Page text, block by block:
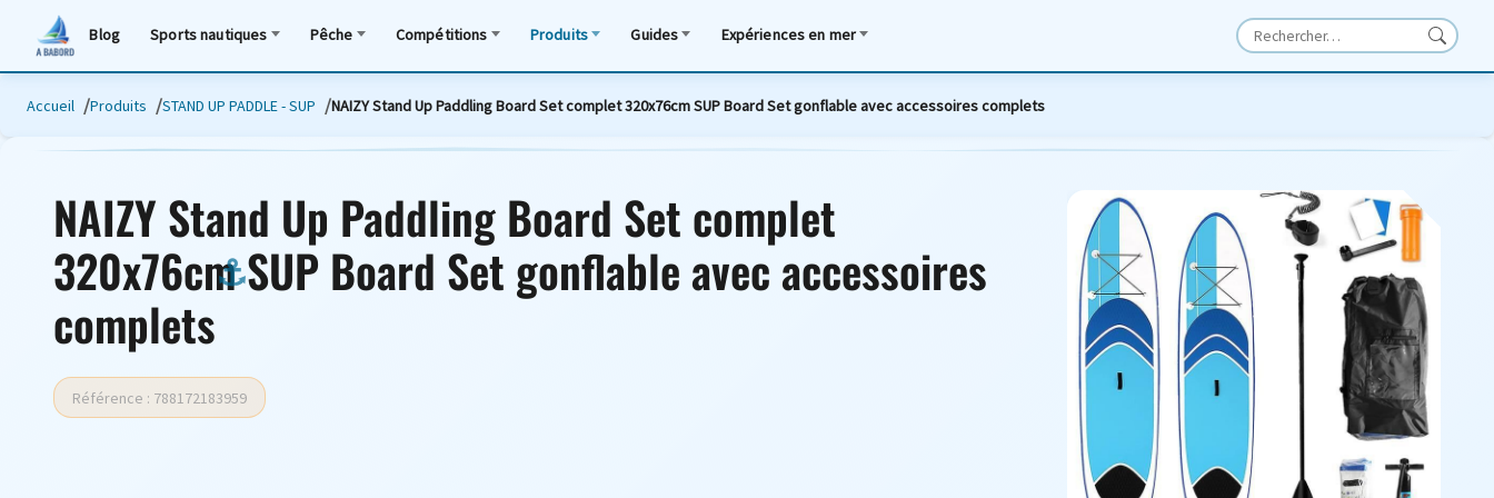
Blog Sports nautiques Pêche Compétitions Produits Guides Expériences en mer
Accueil Produits STAND UP PADDLE - SUP NAIZY Stand Up Paddling Board Set complet 320x76cm SUP Board Set gonflable avec accessoires complets
NAIZY Stand Up Paddling Board Set complet
320x76cm SUP Board Set gonflable avec accessoires
complets
Référence : 788172183959